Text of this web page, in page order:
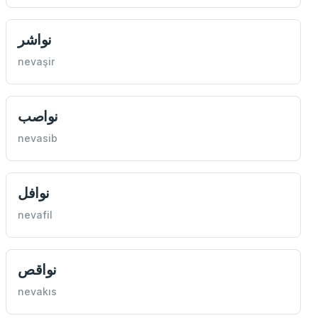
نواشر
nevaşir
نواصب
nevasib
نوافل
nevafil
‌نواقص
nevakıs